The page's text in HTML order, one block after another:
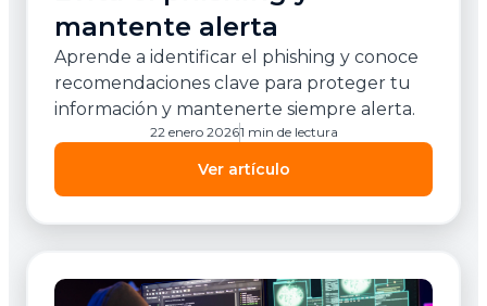
mantente alerta
Aprende a identificar el phishing y conoce
recomendaciones clave para proteger tu
información y mantenerte siempre alerta.
Ver artículo
22 enero 20261 min de lectura